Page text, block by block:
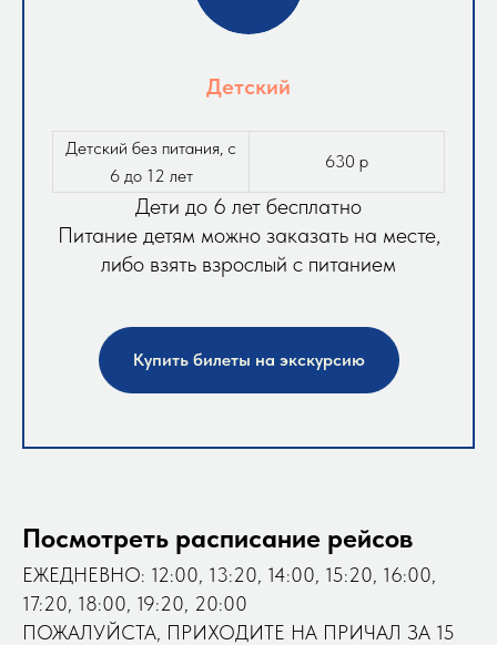
Детский
Детский без питания, с
6 до 12 лет
630 р
Дети до 6 лет бесплатно
Питание детям можно заказать на месте,
либо взять взрослый с питанием
Купить билеты на экскурсию
Посмотреть расписание рейсов
ЕЖЕДНЕВНО: 12:00, 13:20, 14:00, 15:20, 16:00,
17:20, 18:00, 19:20, 20:00
ПОЖАЛУЙСТА, ПРИХОДИТЕ НА ПРИЧАЛ ЗА 15